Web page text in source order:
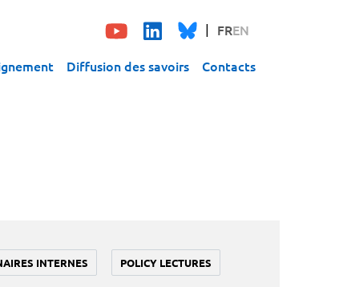
FREN
Diffusion des savoirs Contacts
INTERNES POLICY LECTURES